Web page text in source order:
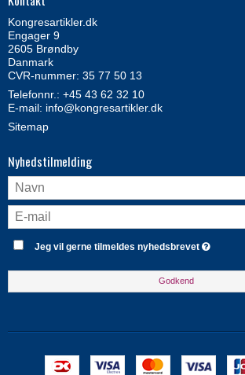
Kongresartikler.dk
Engager 9
2605 Brøndby
Danmark
CVR-nummer: 35 77 50 13
Telefonnr.: +45 43 62 32 10
E-mail: info@kongresartikler.dk
Sitemap
Nyhedstilmelding
Jeg vil gerne tilmeldes nyhedsbrevet
Godkend